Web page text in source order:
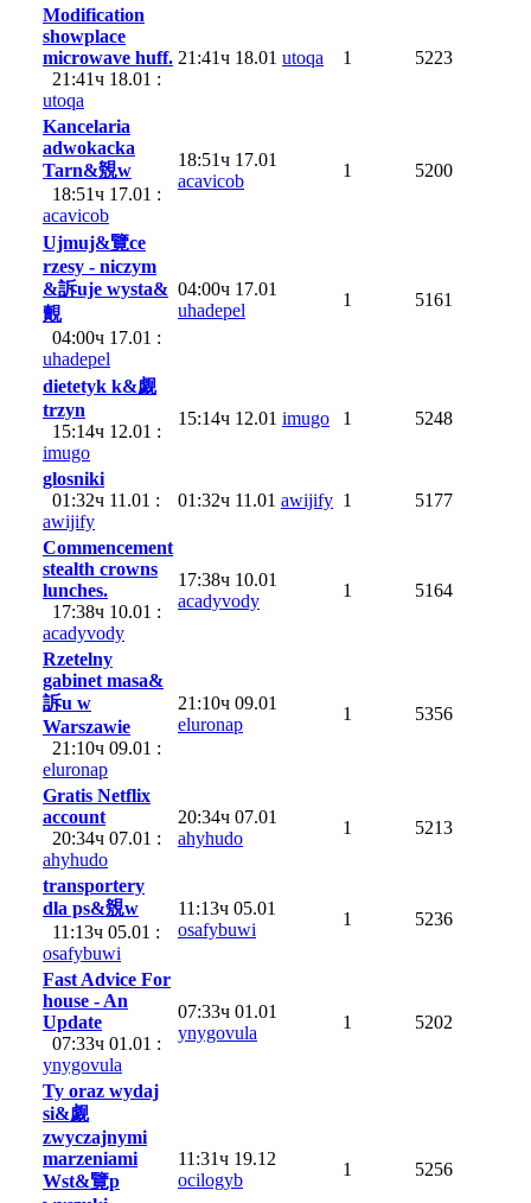
Modification
showplace
microwave huff.
21:41ч 18.01 :
utoqa
21:41ч 18.01 utoqa 1 5223
Kancelaria
adwokacka
Tarn&覫w
18:51ч 17.01 :
acavicob
18:51ч 17.01
acavicob
1 5200
Ujmuj&覽ce
rzesy - niczym
&訴uje wysta&
覿
04:00ч 17.01 :
uhadepel
04:00ч 17.01
uhadepel
1 5161
dietetyk k&觑
trzyn
15:14ч 12.01 :
imugo
15:14ч 12.01 imugo 1 5248
glosniki
01:32ч 11.01 :
awijify
01:32ч 11.01 awijify 1 5177
Commencement
stealth crowns
lunches.
17:38ч 10.01 :
acadyvody
17:38ч 10.01
acadyvody
1 5164
Rzetelny
gabinet masa&
訴u w
Warszawie
21:10ч 09.01 :
eluronap
21:10ч 09.01
eluronap
1 5356
Gratis Netflix
account
20:34ч 07.01 :
ahyhudo
20:34ч 07.01
ahyhudo
1 5213
transportery
dla ps&覫w
11:13ч 05.01 :
osafybuwi
11:13ч 05.01
osafybuwi
1 5236
Fast Advice For
house - An
Update
07:33ч 01.01 :
ynygovula
07:33ч 01.01
ynygovula
1 5202
Ty oraz wydaj
si&觑
zwyczajnymi
marzeniami
Wst&覽p
11:31ч 19.12
ocilogyb
1 5256